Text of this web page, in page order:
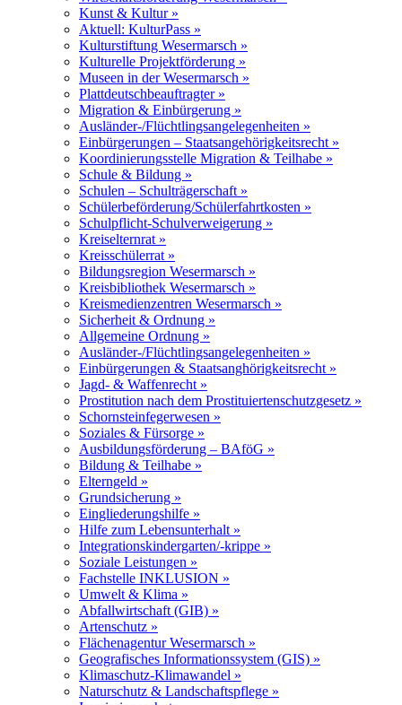
Kunst & Kultur »
Aktuell: KulturPass »
Kulturstiftung Wesermarsch »
Kulturelle Projektförderung »
Museen in der Wesermarsch »
Plattdeutschbeauftragter »
Migration & Einbürgerung »
Ausländer-/Flüchtlingsangelegenheiten »
Einbürgerungen – Staatsangehörigkeitsrecht »
Koordinierungsstelle Migration & Teilhabe »
Schule & Bildung »
Schulen – Schulträgerschaft »
Schülerbeförderung/Schülerfahrtkosten »
Schulpflicht-Schulverweigerung »
Kreiselternrat »
Kreisschülerrat »
Bildungsregion Wesermarsch »
Kreisbibliothek Wesermarsch »
Kreismedienzentren Wesermarsch »
Sicherheit & Ordnung »
Allgemeine Ordnung »
Ausländer-/Flüchtlingsangelegenheiten »
Einbürgerungen & Staatsanghörigkeitsrecht »
Jagd- & Waffenrecht »
Prostitution nach dem Prostituiertenschutzgesetz »
Schornsteinfegerwesen »
Soziales & Fürsorge »
Ausbildungsförderung – BAföG »
Bildung & Teilhabe »
Elterngeld »
Grundsicherung »
Eingliederungshilfe »
Hilfe zum Lebensunterhalt »
Integrationskindergarten/-krippe »
Soziale Leistungen »
Fachstelle INKLUSION »
Umwelt & Klima »
Abfallwirtschaft (GIB) »
Artenschutz »
Flächenagentur Wesermarsch »
Geografisches Informationssystem (GIS) »
Klimaschutz-Klimawandel »
Naturschutz & Landschaftspflege »